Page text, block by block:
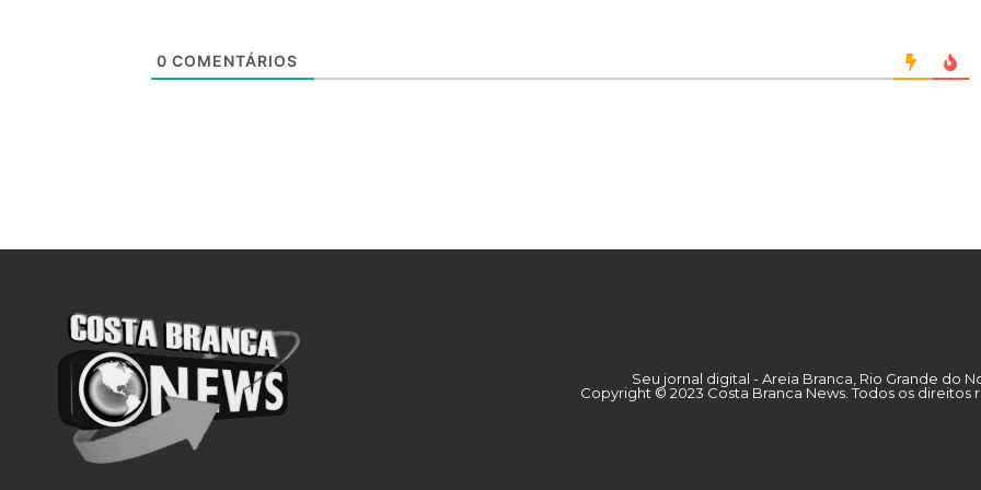
0 COMENTÁRIOS
Seu jornal digital - Areia Branca, Rio Grande do
Copyright © 2023 Costa Branca News. Todos os direitos